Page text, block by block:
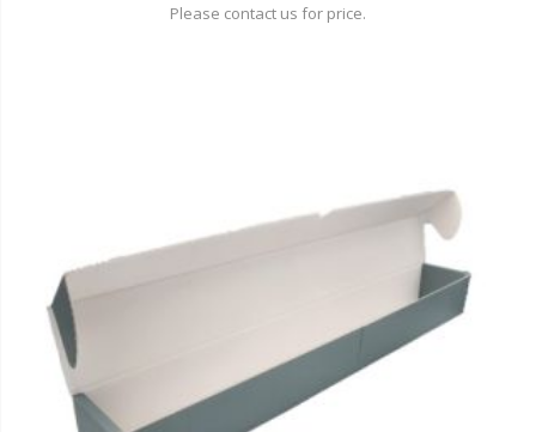
Please contact us for price.